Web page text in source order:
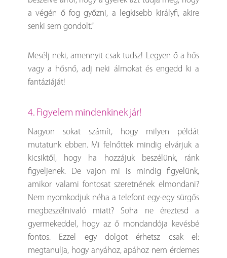
a végén ő fog győzni, a legkisebb királyfi, akire
senki sem gondolt.”
Mesélj neki, amennyit csak tudsz! Legyen ő a hős
vagy a hősnő, adj neki álmokat és engedd ki a
fantáziáját!
4. Figyelem mindenkinek jár!
Nagyon sokat számít, hogy milyen példát
mutatunk ebben. Mi felnőttek mindig elvárjuk a
kicsiktől, hogy ha hozzájuk beszélünk, ránk
figyeljenek. De vajon mi is mindig figyelünk,
amikor valami fontosat szeretnének elmondani?
Nem nyomkodjuk néha a telefont egy-egy sürgős
megbeszélnivaló miatt? Soha ne éreztesd a
gyermekeddel, hogy az ő mondandója kevésbé
fontos. Ezzel egy dolgot érhetsz csak el:
megtanulja, hogy anyához, apához nem érdemes